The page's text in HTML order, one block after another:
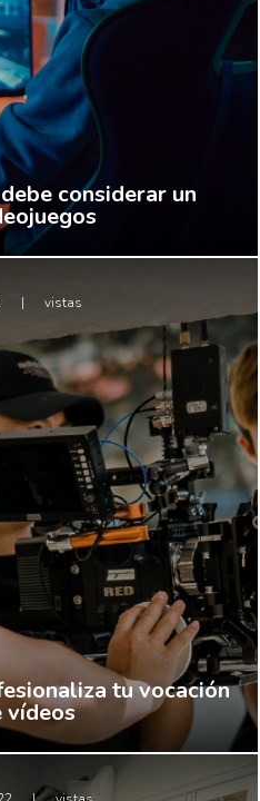
considerar un
| vistas
tu vocación
vídeos